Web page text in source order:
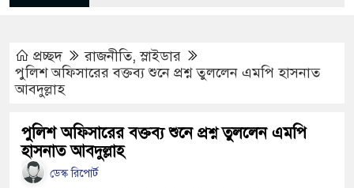
‘আমেরিকান ষড়’য’ন্ত্র’তত্ত্ব’ নিয়ে প্রশ্ন তুললেন
পদে মির্জা ফখরুল নির্বাচিত
প্রচ্ছদ রাজনীতি,স্লাইডার
পুলিশ অফিসারের বক্তব্য শুনে প্রশ্ন তুললেন এমপি হাসনাত
আবদুল্লাহ
পুলিশ অফিসারের বক্তব্য শুনে প্রশ্ন তুললেন এমপি
হাসনাত আবদুল্লাহ
ডেস্ক রিপোর্ট